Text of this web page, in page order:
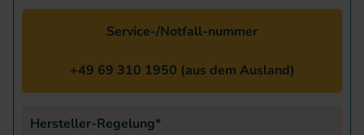
Service-/Notfall-nummer
+49 69 310 1950 (aus dem Ausland)
Hersteller-Regelung*